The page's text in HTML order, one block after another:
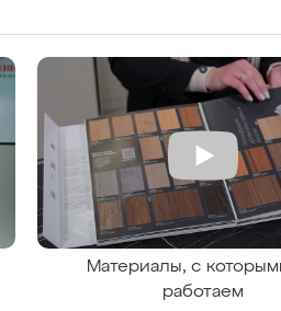
Материалы, с
работаем